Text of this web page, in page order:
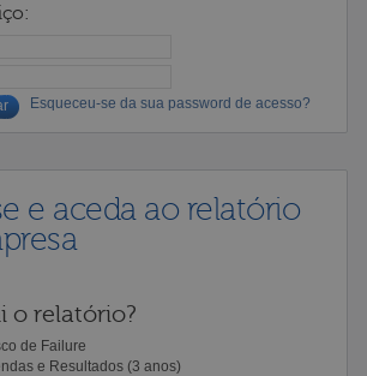
Esqueceu-se da sua password de acesso?
e aceda ao relatório
o relatório?
de Failure
e Resultados (3 anos)